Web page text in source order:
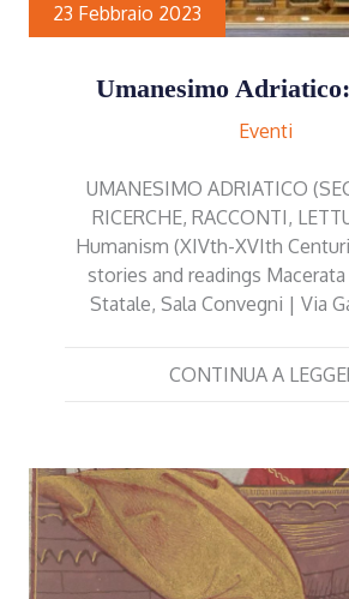
23 Febbraio 2023
Umanesimo
Eventi
UMANESIMO ADRIATICO
RICERCHE, RACCONTI,
Humanism (XIVth-XVIth
stories and readings
Statale, Sala Convegni | Via
CONTINUA A